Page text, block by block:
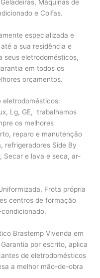
Máquinas de
e Coifas.
especializada e
a sua residência e
seus eletrodomésticos,
em todos os
orçamentos.
eletrodomésticos:
Lg, GE, trabalhamos
os melhores
reparo e manutenção
refrigeradores Side By
Secar e lava e seca, ar-
Frota própria
centros de formação
Brastemp Vivenda em
por escrito, aplica
de eletrodomésticos
a melhor mão-de-obra